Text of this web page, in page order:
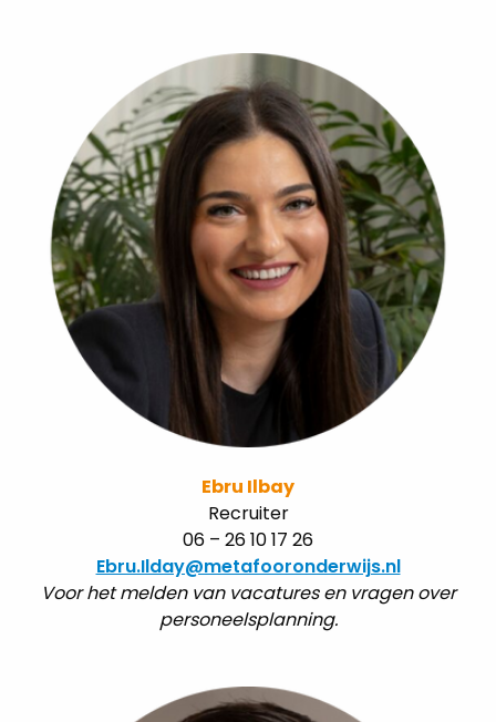
Ebru Ilbay
Recruiter
06 – 26 10 17 26
Ebru.Ilday@metafooronderwijs.nl
Voor het melden van vacatures en vragen over
personeelsplanning.